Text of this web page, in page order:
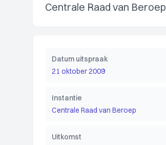
Centrale Raad van Beroep
Datum uitspraak
21 oktober 2009
Instantie
Centrale Raad van Beroep
Uitkomst